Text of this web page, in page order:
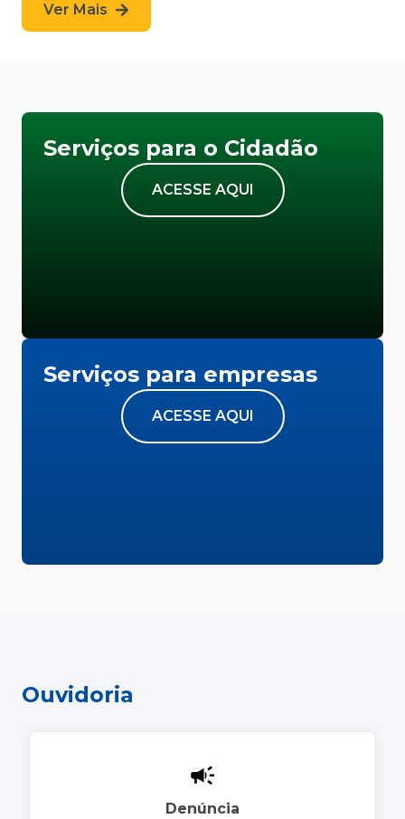
Ver Mais
Serviços para o Cidadão
ACESSE AQUI
Serviços para empresas
ACESSE AQUI
Ouvidoria
Denúncia